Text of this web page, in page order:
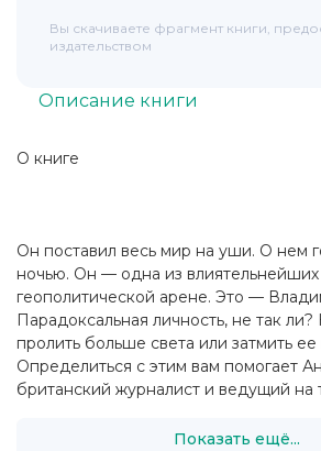
О книге
Он поставил весь мир на уши. О нем
ночью. Он — одна из
геополитической арене. Это —
Парадоксальная личность, не так
пролить больше света или затмить ее
Определиться с этим вам помогает
британский журналист и ведущий на
Показать ещё...
Описание книги
Вы скачиваете фрагмент книги,
издательством